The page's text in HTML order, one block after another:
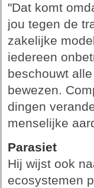
"Dat komt
jou tegen de
zakelijke
iedereen
beschouwt
bewezen.
dingen
menselijke
Parasiet
Hij wijst ook
ecosystemen